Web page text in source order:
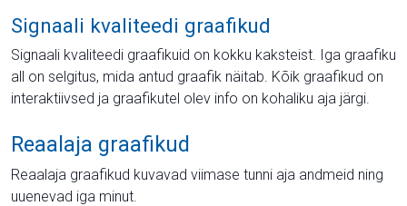
Signaali kvaliteedi graafikud
Signaali kvaliteedi graafikuid on kokku kaksteist. Iga graafiku
all on selgitus, mida antud graafik näitab. Kõik graafikud on
interaktiivsed ja graafikutel olev info on kohaliku aja järgi.
Reaalaja graafikud
Reaalaja graafikud kuvavad viimase tunni aja andmeid ning
uuenevad iga minut.